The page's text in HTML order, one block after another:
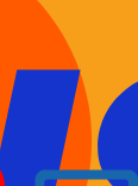
comprar e vender
de anúncios
VIN e matrícula
Sitemap
EN
Sobre Nós